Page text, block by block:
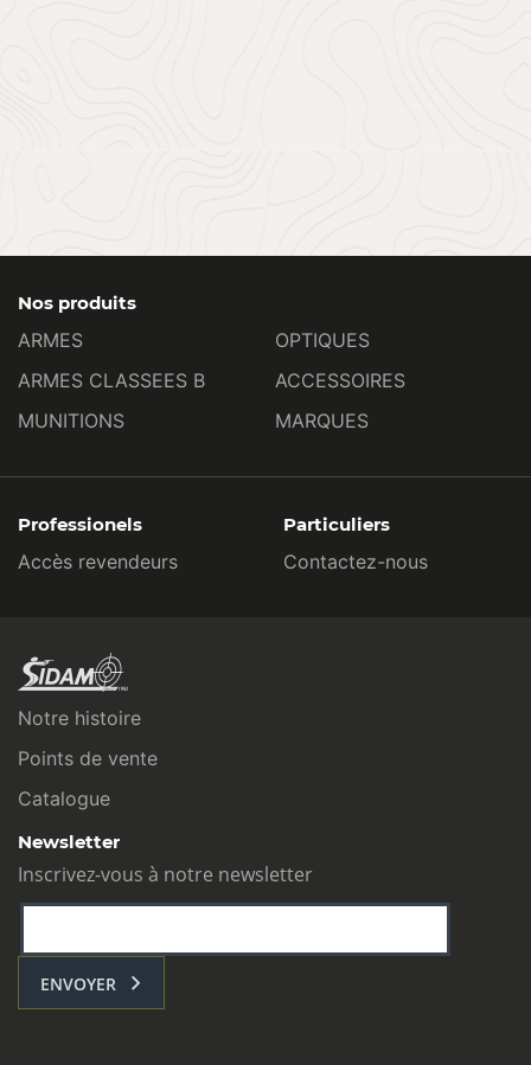
Nos produits
ARMES
ARMES CLASSEES B
MUNITIONS
OPTIQUES
ACCESSOIRES
MARQUES
Professionels
Accès revendeurs
Particuliers
Contactez-nous
Notre histoire
Points de vente
Catalogue
Newsletter
Inscrivez-vous à notre newsletter
ENVOYER